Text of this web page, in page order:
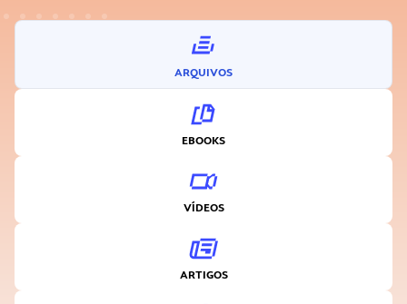
ARQUIVOS
EBOOKS
VÍDEOS
ARTIGOS